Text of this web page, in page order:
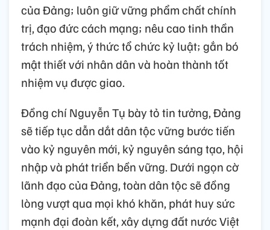
của Đảng; luôn giữ vững phẩm chất chính
trị, đạo đức cách mạng; nêu cao tinh thần
trách nhiệm, ý thức tổ chức kỷ luật; gắn bó
mật thiết với nhân dân và hoàn thành tốt
nhiệm vụ được giao.
Đồng chí Nguyễn Tụ bày tỏ tin tưởng, Đảng
sẽ tiếp tục dẫn dắt dân tộc vững bước tiến
vào kỷ nguyên mới, kỷ nguyên sáng tạo, hội
nhập và phát triển bền vững. Dưới ngọn cờ
lãnh đạo của Đảng, toàn dân tộc sẽ đồng
lòng vượt qua mọi khó khăn, phát huy sức
mạnh đại đoàn kết, xây dựng đất nước Việt